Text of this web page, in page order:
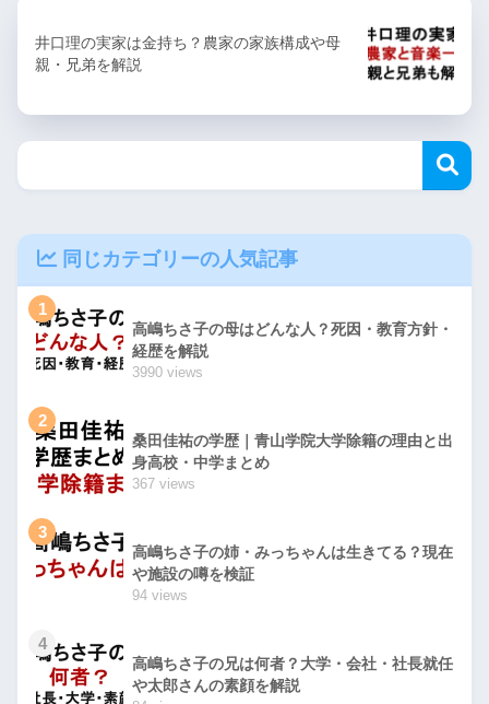
井口理の実家は金持ち？農家の家族構成や母
親・兄弟を解説
同じカテゴリーの人気記事
1
高嶋ちさ子の母はどんな人？死因・教育方針・
経歴を解説
3990 views
2
桑田佳祐の学歴｜青山学院大学除籍の理由と出
身高校・中学まとめ
367 views
3
高嶋ちさ子の姉・みっちゃんは生きてる？現在
や施設の噂を検証
94 views
4
高嶋ちさ子の兄は何者？大学・会社・社長就任
や太郎さんの素顔を解説